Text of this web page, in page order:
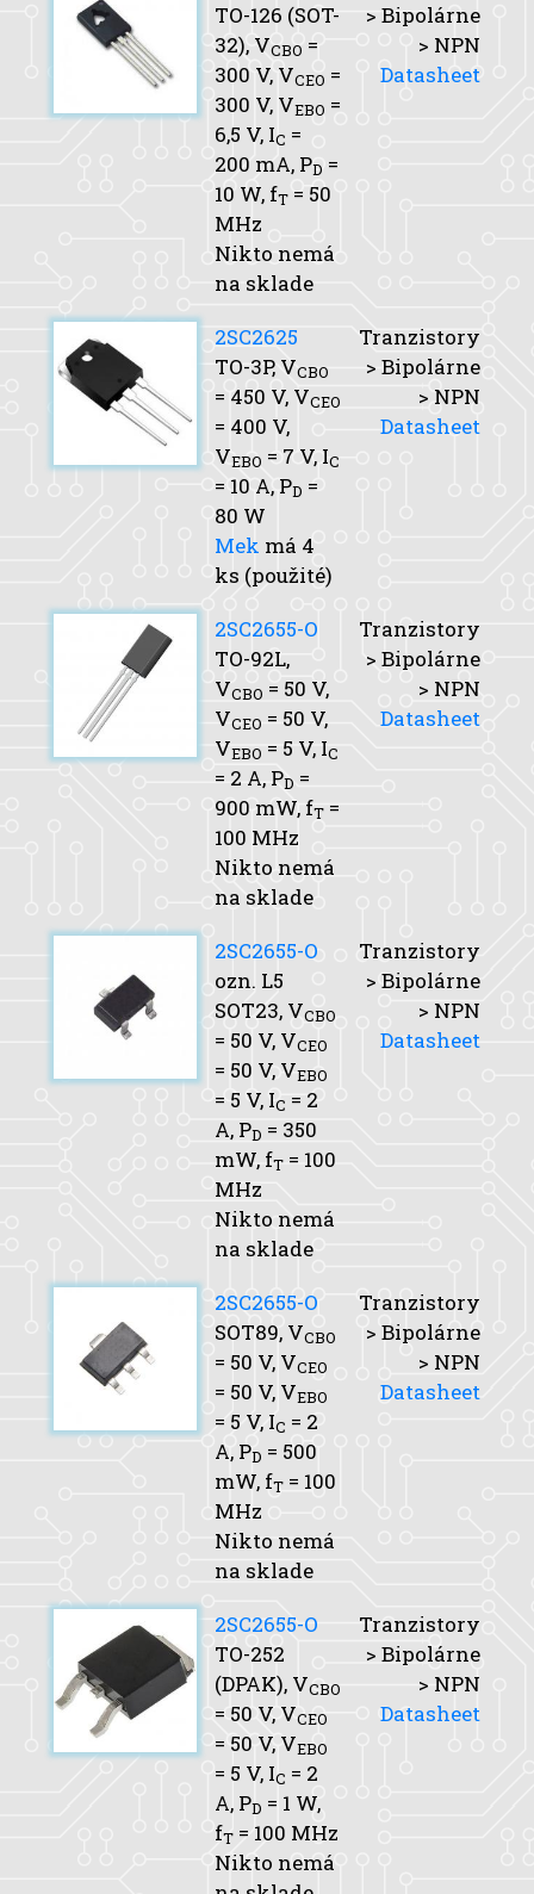
TO-126 (SOT-
32), VCBO =
300 V, VCEO =
300 V, VEBO =
6,5 V, IC =
200 mA, PD =
10 W, fT = 50
MHz
Nikto nemá
na sklade
> Bipolárne
> NPN
Datasheet
2SC2625
TO-3P, VCBO
= 450 V, VCEO
= 400 V,
VEBO = 7 V, IC
= 10 A, PD =
80 W
Mek má 4
ks (použité)
Tranzistory
> Bipolárne
> NPN
Datasheet
2SC2655-O
TO-92L,
VCBO = 50 V,
VCEO = 50 V,
VEBO = 5 V, IC
= 2 A, PD =
900 mW, fT =
100 MHz
Nikto nemá
na sklade
Tranzistory
> Bipolárne
> NPN
Datasheet
2SC2655-O
ozn. L5
SOT23, VCBO
= 50 V, VCEO
= 50 V, VEBO
= 5 V, IC = 2
A, PD = 350
mW, fT = 100
MHz
Nikto nemá
na sklade
Tranzistory
> Bipolárne
> NPN
Datasheet
2SC2655-O
SOT89, VCBO
= 50 V, VCEO
= 50 V, VEBO
= 5 V, IC = 2
A, PD = 500
mW, fT = 100
MHz
Nikto nemá
na sklade
Tranzistory
> Bipolárne
> NPN
Datasheet
2SC2655-O
TO-252
(DPAK), VCBO
= 50 V, VCEO
= 50 V, VEBO
= 5 V, IC = 2
A, PD = 1 W,
fT = 100 MHz
Nikto nemá
Tranzistory
> Bipolárne
> NPN
Datasheet